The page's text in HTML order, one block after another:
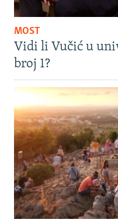
MOST
Vidi li Vučić u
broj 1?